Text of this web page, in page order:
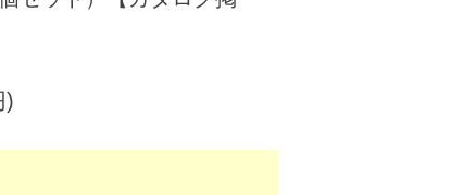
)